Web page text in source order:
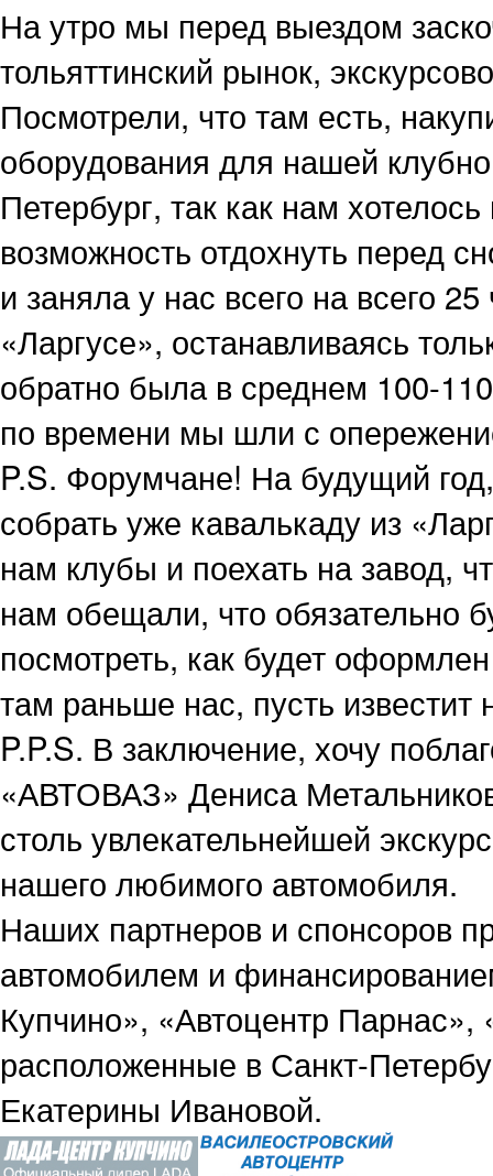
На утро мы перед выездом
тольяттинский рынок,
Посмотрели, что там есть,
оборудования для нашей
Петербург, так как нам
возможность отдохнуть перед
и заняла у нас всего на всего
«Ларгусе», останавливаясь
обратно была в среднем 100-
по времени мы шли с
P.S. Форумчане! На будущий
собрать уже кавалькаду из
нам клубы и поехать на завод,
нам обещали, что обязательно
посмотреть, как будет
там раньше нас, пусть
P.P.S. В заключение, хочу
«АВТОВАЗ» Дениса
столь увлекательнейшей
нашего любимого автомобиля.
Наших партнеров и спонсоров
автомобилем и
Купчино», «Автоцентр Парнас»,
расположенные в Санкт-
Екатерины Ивановой.